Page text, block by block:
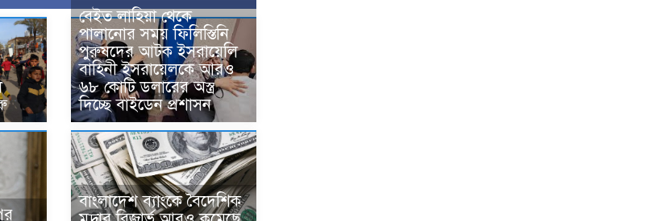
বেইত লাহিয়া থেকে
পালানোর সময় ফিলিস্তিনি
পুরুষদের আটক ইসরায়েলি
বাহিনী ইসরায়েলকে আরও
৬৮ কোটি ডলারের অস্ত্র
দিচ্ছে বাইডেন প্রশাসন
বাংলাদেশ ব্যাংকে বৈদেশিক